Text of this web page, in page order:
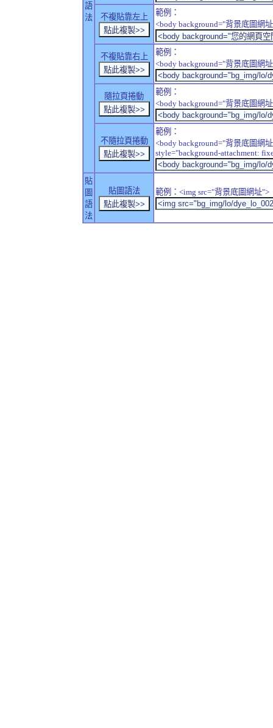
語
法
不複貼靠左上
範例：
<body background="背景底圖網
不複貼靠右上
範例：
<body background="背景底圖網
隨拉頁捲動
範例：
<body background="背景底圖網
不隨拉頁捲動
範例：
<body background="背景底圖網
style="background-attachment:
貼
圖
語
法
貼圖語法 範例：<img src="背景底圖網址">